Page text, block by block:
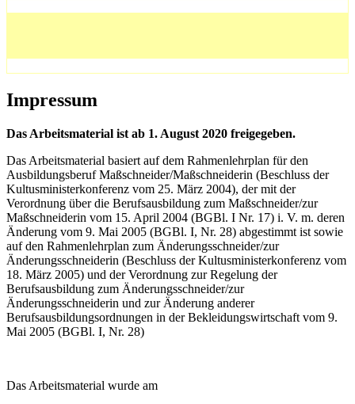
Impressum
Das Arbeitsmaterial ist ab 1. August 2020 freigegeben.
Das Arbeitsmaterial basiert auf dem Rahmenlehrplan für den
Ausbildungsberuf Maß­schneider/Maßschneiderin (Beschluss der
Kultusministerkonferenz vom 25. März 2004), der mit der
Verordnung über die Berufsausbildung zum Maßschneider/zur
Maßschnei­derin vom 15. April 2004 (BGBl. I Nr. 17) i. V. m. deren
Änderung vom 9. Mai 2005 (BGBl. I, Nr. 28) abgestimmt ist sowie
auf den Rahmenlehrplan zum Änderungsschnei­der/zur
Änderungsschneiderin (Beschluss der Kultusministerkonferenz vom
18. März 2005) und der Verordnung zur Regelung der
Berufsausbildung zum Änderungsschnei­der/zur
Änderungsschneiderin und zur Änderung anderer
Berufsausbildungsordnungen in der Bekleidungswirtschaft vom 9.
Mai 2005 (BGBl. I, Nr. 28)
Das Arbeitsmaterial wurde am